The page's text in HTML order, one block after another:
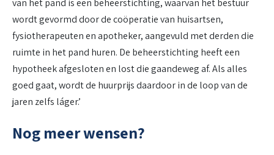
van het pand is een beheerstichting, waarvan het bestuur
wordt gevormd door de coöperatie van huisartsen,
fysiotherapeuten en apotheker, aangevuld met derden die
ruimte in het pand huren. De beheerstichting heeft een
hypotheek afgesloten en lost die gaandeweg af. Als alles
goed gaat, wordt de huurprijs daardoor in de loop van de
jaren zelfs láger.’
Nog meer wensen?